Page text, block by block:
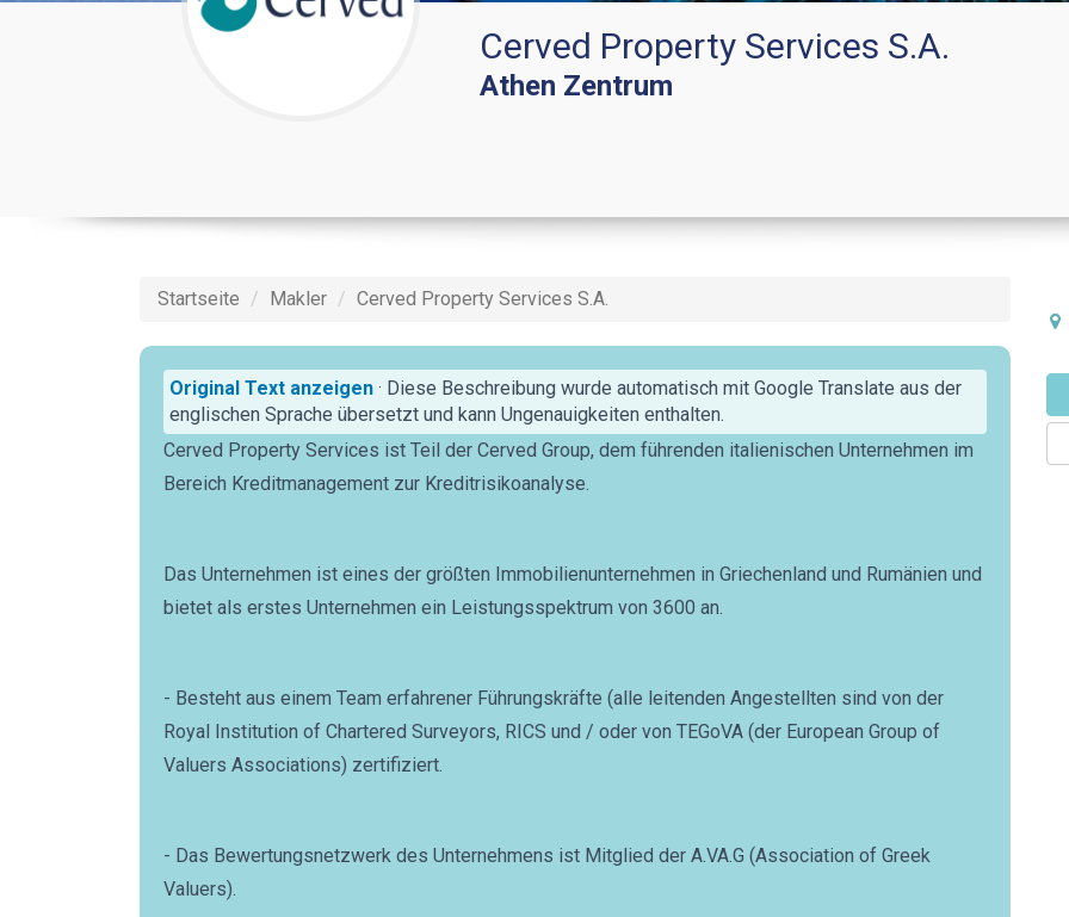
Cerved Property Services S.A.
Athen Zentrum
Startseite Makler Cerved Property Services S.A.
Original Text anzeigen · Diese Beschreibung wurde automatisch mit Google Translate aus der
englischen Sprache übersetzt und kann Ungenauigkeiten enthalten.
Cerved Property Services ist Teil der Cerved Group, dem führenden italienischen Unternehmen im
Bereich Kreditmanagement zur Kreditrisikoanalyse.
Das Unternehmen ist eines der größten Immobilienunternehmen in Griechenland und Rumänien und
bietet als erstes Unternehmen ein Leistungsspektrum von 3600 an.
- Besteht aus einem Team erfahrener Führungskräfte (alle leitenden Angestellten sind von der
Royal Institution of Chartered Surveyors, RICS und / oder von TEGoVA (der European Group of
Valuers Associations) zertifiziert.
- Das Bewertungsnetzwerk des Unternehmens ist Mitglied der A.VA.G (Association of Greek
Valuers).